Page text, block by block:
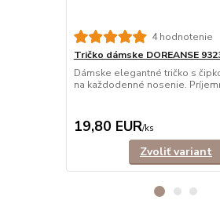
4 hodnotenie
Tričko dámske DOREANSE
Dámske elegantné tričko s
na každodenné nosenie.
19,80 EUR/ks
Zvoliť variant